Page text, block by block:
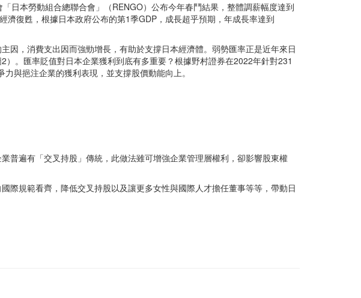
日本勞動組合總聯合會」（RENGO）公布今年春鬥結果，整體調薪幅度達到
復甦，根據日本政府公布的第1季GDP，成長超乎預期，年成長率達到
因，消費支出因而強勁增長，有助於支撐日本經濟體。弱勢匯率正是近年來日
。匯率貶值對日本企業獲利到底有多重要？根據野村證券在2022年針對231
與挹注企業的獲利表現，並支撐股價動能向上。
普遍有「交叉持股」傳統，此做法雖可增強企業管理層權利，卻影響股東權
際規範看齊，降低交叉持股以及讓更多女性與國際人才擔任董事等等，帶動日